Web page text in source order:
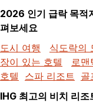
2026 인기 급락 목적
펴보세요
도시 여행
식도락의
장이 있는 호텔
로
호텔
스파 리조트
골
IHG 최고의 비치 리조